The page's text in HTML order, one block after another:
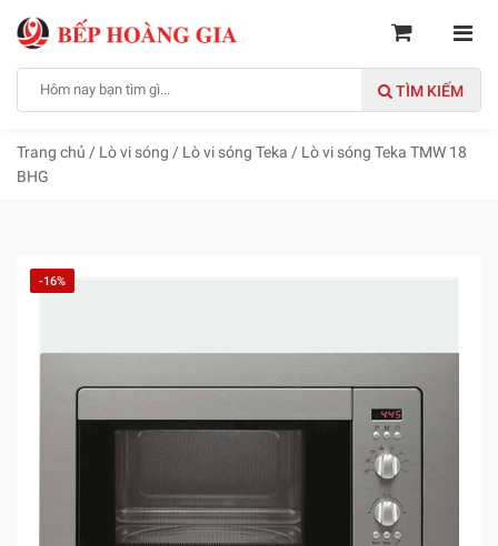
TÌM KIẾM
Trang chủ / Lò vi sóng / Lò vi sóng Teka / Lò vi sóng Teka TMW 18
BHG
-16%